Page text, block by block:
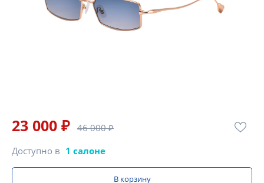
23 000 ₽ 46 000 ₽
Доступно в 1 салоне
В корзину